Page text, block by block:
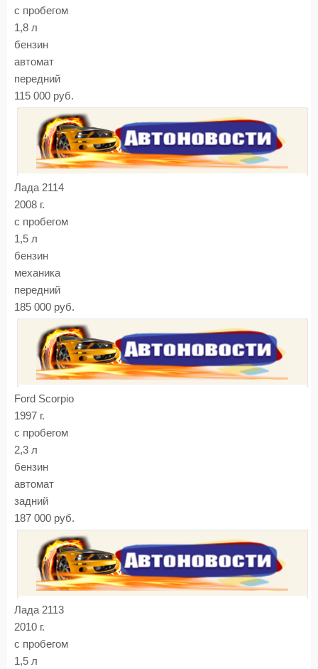
с пробегом
1,8 л
бензин
автомат
передний
115 000 руб.
Лада 2114
2008 г.
с пробегом
1,5 л
бензин
механика
передний
185 000 руб.
Ford Scorpio
1997 г.
с пробегом
2,3 л
бензин
автомат
задний
187 000 руб.
Лада 2113
2010 г.
с пробегом
1,5 л